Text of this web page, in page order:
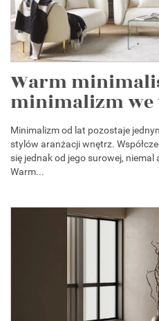
Warm
minimalizm we
Minimalizm od lat pozostaje
stylów aranżacji wnętrz.
się jednak od jego surowej,
Warm...